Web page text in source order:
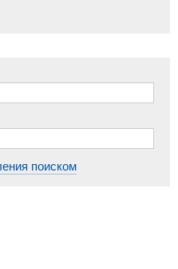
поиском